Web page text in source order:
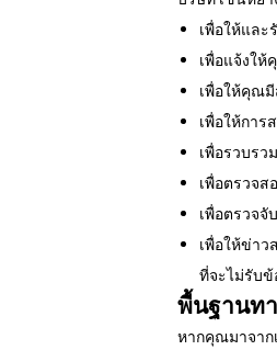
เพื่อให้และ
เพื่อแจ้งให้
เพื่อให้คุณ
เพื่อให้กา
เพื่อรวบรว
เพื่อตรวจส
เพื่อตรวจ
เพื่อให้ข่า
ที่จะไม่รับ
พื้นฐานท
หากคุณมาจาก